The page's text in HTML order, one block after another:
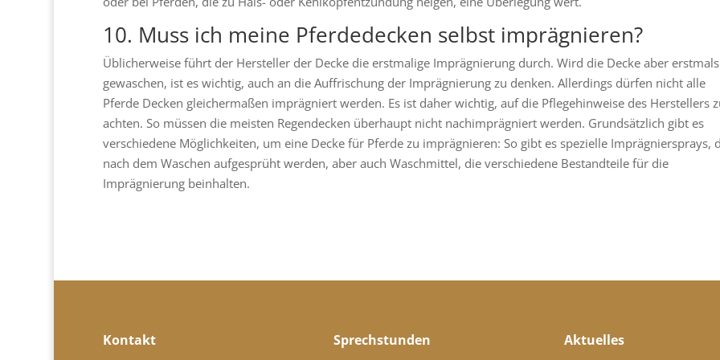
10. Muss ich meine Pferdedecken selbst imprägnieren?
Üblicherweise führt der Hersteller der Decke die erstmalige Imprägnierung durch. Wird die Decke aber erstmals
gewaschen, ist es wichtig, auch an die Auffrischung der Imprägnierung zu denken. Allerdings dürfen nicht alle
Pferde Decken gleichermaßen imprägniert werden. Es ist daher wichtig, auf die Pflegehinweise des Herstellers
achten. So müssen die meisten Regendecken überhaupt nicht nachimprägniert werden. Grundsätzlich gibt es
verschiedene Möglichkeiten, um eine Decke für Pferde zu imprägnieren: So gibt es spezielle Imprägniersprays,
nach dem Waschen aufgesprüht werden, aber auch Waschmittel, die verschiedene Bestandteile für die
Imprägnierung beinhalten.
Kontakt Sprechstunden Aktuelles